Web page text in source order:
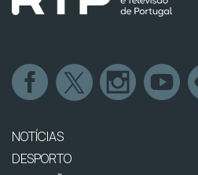
NOTÍCIAS
DESPORTO